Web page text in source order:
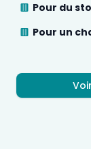
Pour du
Pour un